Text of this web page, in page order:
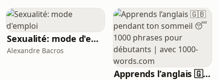
Sexualité: mode d'emploi
Alexandre Bacros
Apprends l’anglais 🇬🇧 pendant ton sommeil 😴 1000 phrases pour débutants | avec 1000-words.com